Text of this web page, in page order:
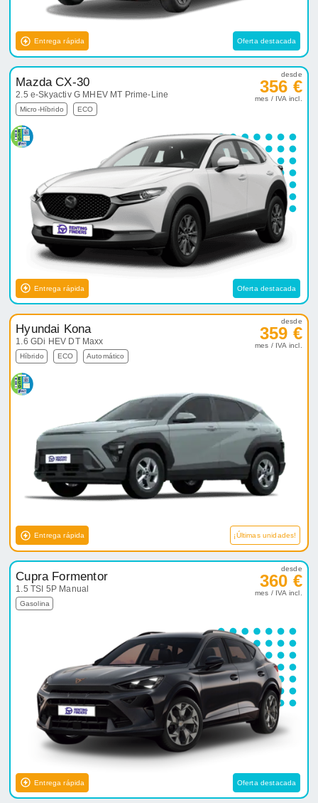
Entrega rápida Oferta destacada
Mazda CX-30
2.5 e-Skyactiv G MHEV MT Prime-Line
Micro-Híbrido ECO
desde
356 €
mes / IVA incl.
Entrega rápida Oferta destacada
Hyundai Kona
1.6 GDi HEV DT Maxx
Híbrido ECO Automático
desde
359 €
mes / IVA incl.
Entrega rápida ¡Últimas unidades!
Cupra Formentor
1.5 TSI 5P Manual
Gasolina
desde
360 €
mes / IVA incl.
Entrega rápida Oferta destacada